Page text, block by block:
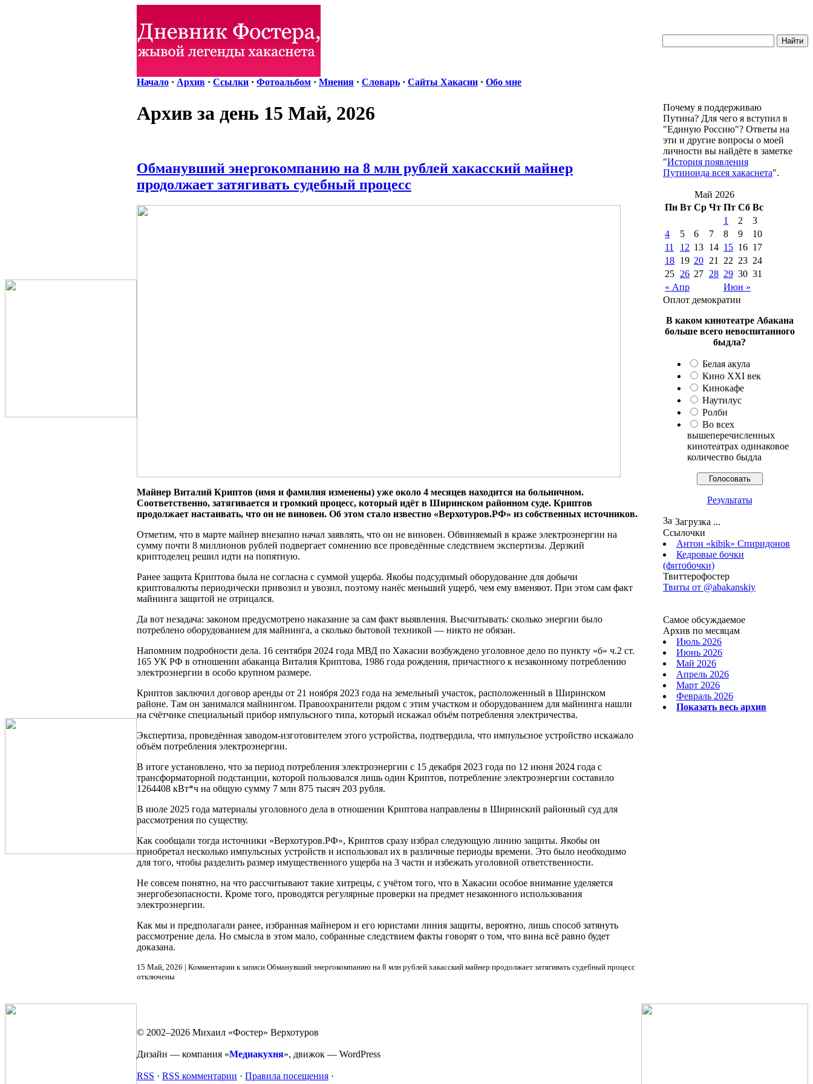
Начало · Архив · Ссылки · Фотоальбом · Мнения · Словарь · Сайты Хакасии · Обо мне
Архив за день 15 Май, 2026
Обманувший энергокомпанию на 8 млн рублей хакасский майнер
продолжает затягивать судебный процесс
Майнер Виталий Криптов (имя и фамилия изменены) уже около 4 месяцев находится на больничном.
Соответственно, затягивается и громкий процесс, который идёт в Ширинском районном суде. Криптов
продолжает настаивать, что он не виновен. Об этом стало известно «Верхотуров.РФ» из собственных источников.
Отметим, что в марте майнер внезапно начал заявлять, что он не виновен. Обвиняемый в краже электроэнергии на
сумму почти 8 миллионов рублей подвергает сомнению все проведённые следствием экспертизы. Дерзкий
криптоделец решил идти на попятную.
Ранее защита Криптова была не согласна с суммой ущерба. Якобы подсудимый оборудование для добычи
криптовалюты периодически привозил и увозил, поэтому нанёс меньший ущерб, чем ему вменяют. При этом сам факт
майнинга защитой не отрицался.
Да вот незадача: законом предусмотрено наказание за сам факт выявления. Высчитывать: сколько энергии было
потреблено оборудованием для майнинга, а сколько бытовой техникой — никто не обязан.
Напомним подробности дела. 16 сентября 2024 года МВД по Хакасии возбуждено уголовное дело по пункту «б» ч.2 ст.
165 УК РФ в отношении абаканца Виталия Криптова, 1986 года рождения, причастного к незаконному потреблению
электроэнергии в особо крупном размере.
Криптов заключил договор аренды от 21 ноября 2023 года на земельный участок, расположенный в Ширинском
районе. Там он занимался майнингом. Правоохранители рядом с этим участком и оборудованием для майнинга нашли
на счётчике специальный прибор импульсного типа, который искажал объём потребления электричества.
Экспертиза, проведённая заводом-изготовителем этого устройства, подтвердила, что импульсное устройство искажало
объём потребления электроэнергии.
В итоге установлено, что за период потребления электроэнергии с 15 декабря 2023 года по 12 июня 2024 года с
трансформаторной подстанции, которой пользовался лишь один Криптов, потребление электроэнергии составило
1264408 кВт*ч на общую сумму 7 млн 875 тысяч 203 рубля.
В июле 2025 года материалы уголовного дела в отношении Криптова направлены в Ширинский районный суд для
рассмотрения по существу.
Как сообщали тогда источники «Верхотуров.РФ», Криптов сразу избрал следующую линию защиты. Якобы он
приобретал несколько импульсных устройств и использовал их в различные периоды времени. Это было необходимо
для того, чтобы разделить размер имущественного ущерба на 3 части и избежать уголовной ответственности.
Не совсем понятно, на что рассчитывают такие хитрецы, с учётом того, что в Хакасии особое внимание уделяется
энергобезопасности. Кроме того, проводятся регулярные проверки на предмет незаконного использования
электроэнергии.
Как мы и предполагали ранее, избранная майнером и его юристами линия защиты, вероятно, лишь способ затянуть
рассмотрение дела. Но смысла в этом мало, собранные следствием факты говорят о том, что вина всё равно будет
доказана.
15 Май, 2026 | Комментарии к записи Обманувший энергокомпанию на 8 млн рублей хакасский майнер продолжает затягивать судебный процесс
отключены
Почему я поддерживаю
Путина? Для чего я вступил в
"Единую Россию"? Ответы на
эти и другие вопросы о моей
личности вы найдёте в заметке
"История появления
Путиноида всея хакаснета".
Май 2026
Пн Вт Ср Чт Пт Сб Вс
« Апр Июн »
1 2
3
4
5 6 7 8 9
10
11
12 13 14 15 16 17
18 19 20 21 22 23 24
25 26 27 28 29 30 31
Оплот демократии
В каком кинотеатре Абакана
больше всего невоспитанного
быдла?
Белая акула
Кино XXI век
Кинокафе
Наутилус
Ролби
Во всех
вышеперечисленных
кинотеатрах одинаковое
количество быдла
Результаты
Загрузка ...
Ссылочки
Антон «kibik» Спиридонов
Кедровые бочки
(фитобочки)
Твиттерофостер
Твиты от ‎@abakanskiy
Самое обсуждаемое
Архив по месяцам
Июль 2026
Июнь 2026
Май 2026
Апрель 2026
Март 2026
Февраль 2026
Показать весь архив
© 2002–2026 Михаил «Фостер» Верхотуров
Дизайн — компания «Медиакухня», движок — WordPress
RSS · RSS комментарии · Правила посещения ·